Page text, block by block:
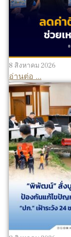
8 สิงหาคม 2026
อ่านต่อ ...